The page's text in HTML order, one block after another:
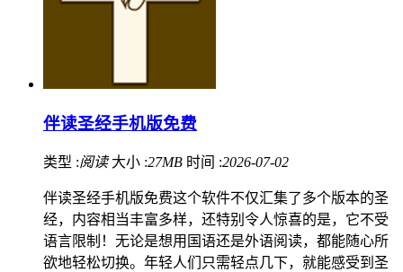
伴读圣经手机版免费
类型 :阅读 大小 :27MB 时间 :2026-07-02
伴读圣经手机版免费这个软件不仅汇集了多个版本的圣
经，内容相当丰富多样，还特别令人惊喜的是，它不受
语言限制！无论是想用国语还是外语阅读，都能随心所
欲地轻松切换。年轻人们只需轻点几下，就能感受到圣